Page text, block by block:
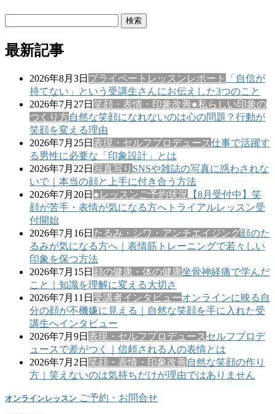
最新記事
2026年8月3日 プライベートレッスンレポート
「自信が
持てない」という受講生さんにお伝えした3つのこと
2026年7月27日 笑顔・表情・印象改善●私らしい印象の
つくり方自然な笑顔になれないのは心の問題？行動が
笑顔を変える理由
2026年7月25日 表現・セルフプロデュース仕事で活躍す
る男性に必要な「印象設計」とは
2026年7月22日 写真写り SNSや雑誌の写真に惑わされな
いで｜本当の顔と上手に付き合う方法
2026年7月20日 ●レッスンご予約状況
【8月受付中】笑
顔が苦手・表情が気になる方へトライアルレッスン受
付開始
2026年7月16日 たるみ・シワ・アンチエイジング顔のた
るみが気になる方へ｜表情筋トレーニングで若々しい
印象を保つ方法
2026年7月15日 顔の健康・体の健康坐骨神経痛で学んだ
こと｜知識を理解に変える大切さ
2026年7月11日 受講者インタビューオンラインに映る自
分の顔が不機嫌に見える｜自然な笑顔を手に入れた受
講生へインタビュー
2026年7月9日 表現・セルフプロデュース セルフプロデ
ュースで差がつく｜信頼される人の表情とは
2026年7月2日 笑顔・表情・印象改善自然な笑顔の作り
方｜笑えないのは気持ちだけが理由ではありません
オンラインレッスン ご予約・お問合せ